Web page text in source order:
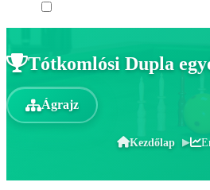
Tótkomlósi Dupla
Ágrajz
Kezdőlap